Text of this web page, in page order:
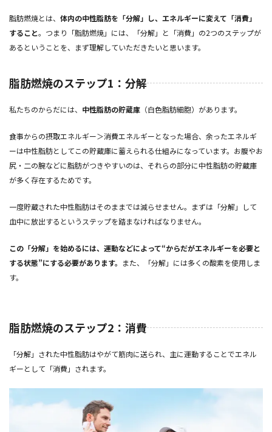
脂肪燃焼とは、 体内の中性脂肪を「分解」し、エネルギーに変えて「消費」
すること。つまり「脂肪燃焼」には、「分解」と「消費」の2つのステップが
あるということを、まず理解していただきたいと思います。
脂肪燃焼のステップ1：分解
私たちのからだには、 中性脂肪の貯蔵庫 （白色脂肪細胞）があります。
食事からの摂取エネルギー＞消費エネルギーとなった場合、余ったエネルギ
ーは中性脂肪としてこの貯蔵庫に蓄えられる仕組みになっています。お腹やお
尻・二の腕などに脂肪がつきやすいのは、それらの部分に中性脂肪の貯蔵庫
が多く存在するためです。
一度貯蔵された中性脂肪はそのままでは減らせません。まずは「分解」して
血中に放出するというステップを踏まなければなりません。
この「分解」を始めるには、運動などによって“からだがエネルギーを必要と
する状態”にする必要があります。 また、「分解」には多くの酸素を使用しま
す。
脂肪燃焼のステップ2：消費
「分解」された中性脂肪はやがて筋肉に送られ、主に運動することでエネル
ギーとして「消費」されます。